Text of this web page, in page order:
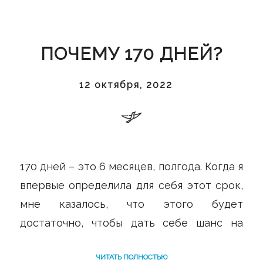
постоянными спутниками, то самое время
ПОЧЕМУ 170 ДНЕЙ?
12 октября, 2022
170 дней – это 6 месяцев, полгода. Когда я
впервые определила для себя этот срок,
мне казалось, что этого будет
достаточно, чтобы дать себе шанс на
горя, что свалилось на нас. Жить не
ЧИТАТЬ ПОЛНОСТЬЮ